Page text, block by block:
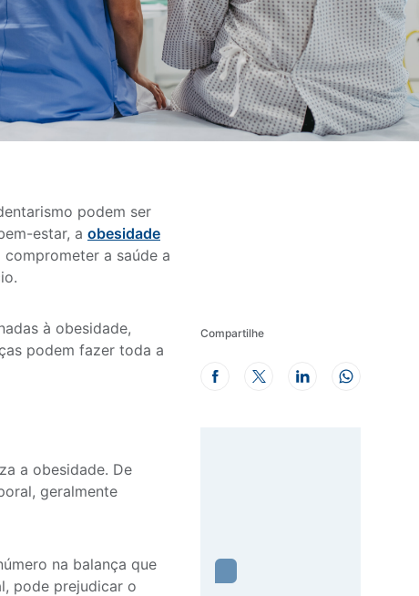
podem ser
estar, a obesidade
a saúde a
à obesidade,
podem fazer toda a
a obesidade. De
geralmente
na balança que
pode prejudicar o
Compartilhe